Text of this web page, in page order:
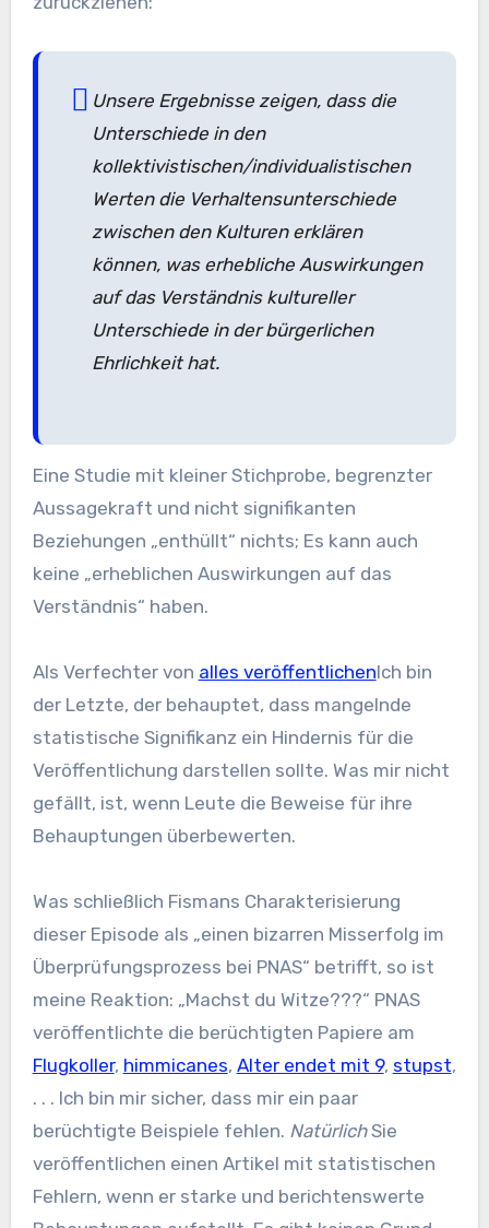
Unsere Ergebnisse zeigen, dass die
Unterschiede in den
kollektivistischen/individualistischen
Werten die Verhaltensunterschiede
zwischen den Kulturen erklären
können, was erhebliche Auswirkungen
auf das Verständnis kultureller
Unterschiede in der bürgerlichen
Ehrlichkeit hat.
Eine Studie mit kleiner Stichprobe, begrenzter
Aussagekraft und nicht signifikanten
Beziehungen „enthüllt“ nichts; Es kann auch
keine „erheblichen Auswirkungen auf das
Verständnis“ haben.
Als Verfechter von alles veröffentlichenIch bin
der Letzte, der behauptet, dass mangelnde
statistische Signifikanz ein Hindernis für die
Veröffentlichung darstellen sollte. Was mir nicht
gefällt, ist, wenn Leute die Beweise für ihre
Behauptungen überbewerten.
Was schließlich Fismans Charakterisierung
dieser Episode als „einen bizarren Misserfolg im
Überprüfungsprozess bei PNAS“ betrifft, so ist
meine Reaktion: „Machst du Witze???“ PNAS
veröffentlichte die berüchtigten Papiere am
Flugkoller, himmicanes, Alter endet mit 9, stupst,
. . . Ich bin mir sicher, dass mir ein paar
berüchtigte Beispiele fehlen. NatürlichSie
veröffentlichen einen Artikel mit statistischen
Fehlern, wenn er starke und berichtenswerte